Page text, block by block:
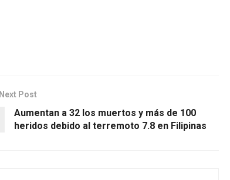
Next Post
Aumentan a 32 los muertos y más de 100
heridos debido al terremoto 7.8 en Filipinas